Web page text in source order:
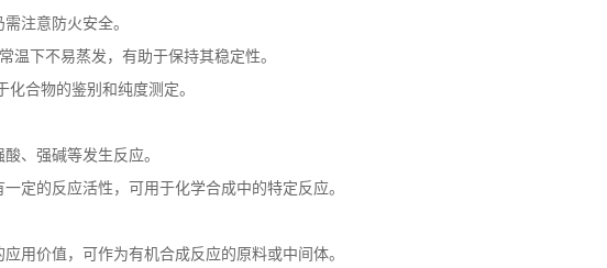
注意防火安全。
温下不易蒸发，有助于保持其稳定性。
合物的鉴别和纯度测定。
、强碱等发生反应。
定的反应活性，可用于化学合成中的特定反应。
用价值，可作为有机合成反应的原料或中间体。